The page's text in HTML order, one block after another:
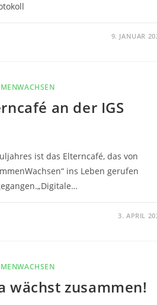
9. JANUAR
an der IGS
ist das Elterncafé, das von
ins Leben gerufen
3. APRIL
wächst zusammen!